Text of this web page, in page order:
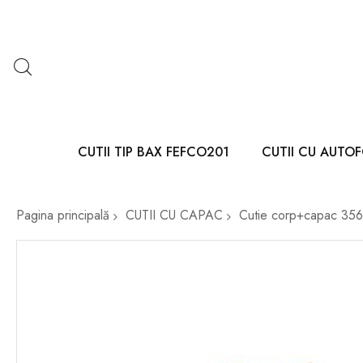
CUTII TIP BAX FEFCO201 CUTII CU
Pagina principală CUTII CU CAPAC Cutie corp+capac